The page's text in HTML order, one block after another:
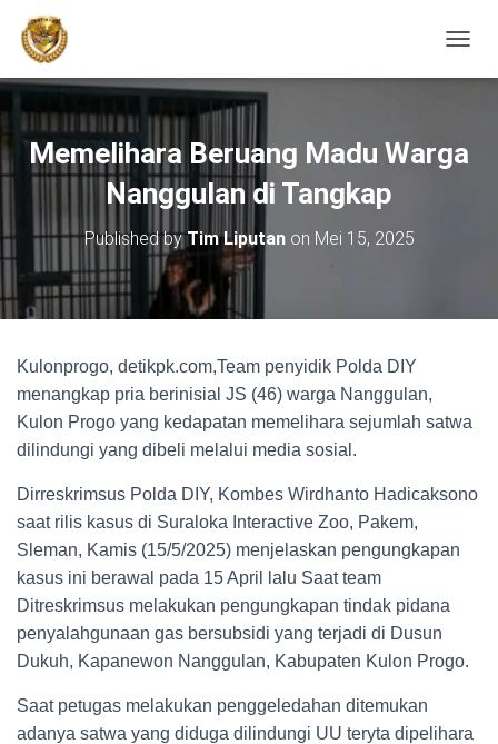
Memelihara Beruang Madu Warga
Nanggulan di Tangkap
Published byTim Liputanon Mei 15, 2025
Kulonprogo, detikpk.com,Team penyidik Polda DIY
menangkap pria berinisial JS (46) warga Nanggulan,
Kulon Progo yang kedapatan memelihara sejumlah satwa
dilindungi yang dibeli melalui media sosial.
Dirreskrimsus Polda DIY, Kombes Wirdhanto Hadicaksono
saat rilis kasus di Suraloka Interactive Zoo, Pakem,
Sleman, Kamis (15/5/2025) menjelaskan pengungkapan
kasus ini berawal pada 15 April lalu Saat team
Ditreskrimsus melakukan pengungkapan tindak pidana
penyalahgunaan gas bersubsidi yang terjadi di Dusun
Dukuh, Kapanewon Nanggulan, Kabupaten Kulon Progo.
Saat petugas melakukan penggeledahan ditemukan
adanya satwa yang diduga dilindungi UU teryta dipelihara